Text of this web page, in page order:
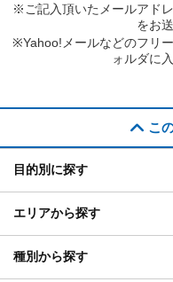
※ご記入頂いたメールアド
をお
※Yahoo!メールなどのフリ
ォルダに
こ
目的別に探す
エリアから探す
種別から探す